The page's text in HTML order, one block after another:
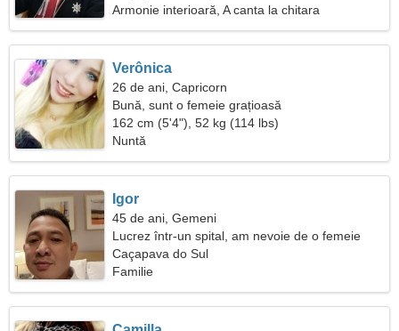
Armonie interioară, A canta la chitara
Verônica
26 de ani, Capricorn
Bună, sunt o femeie grațioasă
162 cm (5'4"), 52 kg (114 lbs)
Nuntă
Igor
45 de ani, Gemeni
Lucrez într-un spital, am nevoie de o femeie
prietenoasă
Caçapava do Sul
Familie